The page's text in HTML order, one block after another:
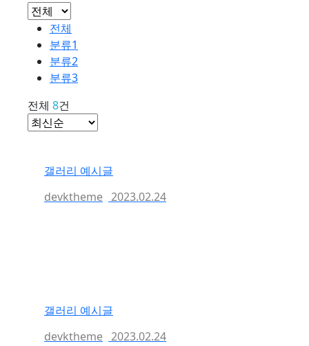
전체
분류1
분류2
분류3
전체 8건
갤러리 예시글
devktheme 2023.02.24
갤러리 예시글
devktheme 2023.02.24